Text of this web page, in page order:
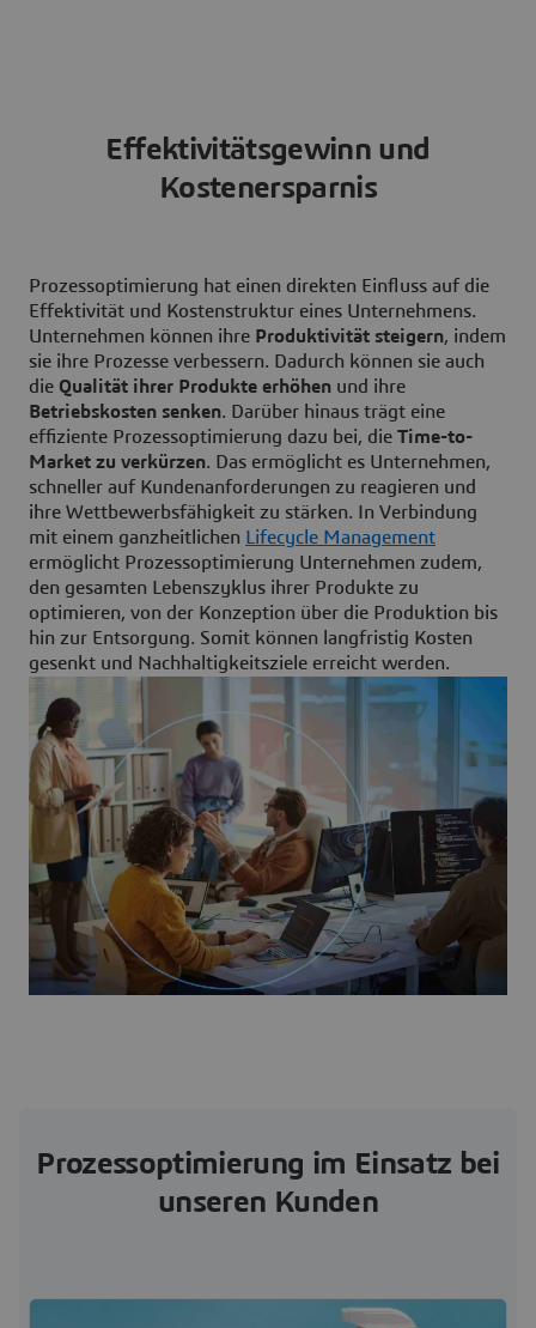
Effektivitätsgewinn und
Kostenersparnis
Prozessoptimierung hat einen direkten Einfluss auf die
Effektivität und Kostenstruktur eines Unternehmens.
Unternehmen können ihre Produktivität steigern, indem
sie ihre Prozesse verbessern. Dadurch können sie auch
die Qualität ihrer Produkte erhöhen und ihre
Betriebskosten senken. Darüber hinaus trägt eine
effiziente Prozessoptimierung dazu bei, die Time-to-
Market zu verkürzen. Das ermöglicht es Unternehmen,
schneller auf Kundenanforderungen zu reagieren und
ihre Wettbewerbsfähigkeit zu stärken. In Verbindung
mit einem ganzheitlichen Lifecycle Management
ermöglicht Prozessoptimierung Unternehmen zudem,
den gesamten Lebenszyklus ihrer Produkte zu
optimieren, von der Konzeption über die Produktion bis
hin zur Entsorgung. Somit können langfristig Kosten
gesenkt und Nachhaltigkeitsziele erreicht werden.
Prozessoptimierung im Einsatz bei
unseren Kunden